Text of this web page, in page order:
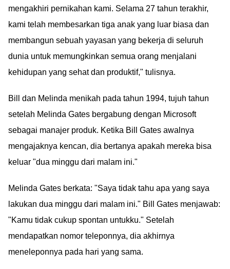
mengakhiri pernikahan kami. Selama 27 tahun terakhir,
kami telah membesarkan tiga anak yang luar biasa dan
membangun sebuah yayasan yang bekerja di seluruh
dunia untuk memungkinkan semua orang menjalani
kehidupan yang sehat dan produktif," tulisnya.
Bill dan Melinda menikah pada tahun 1994, tujuh tahun
setelah Melinda Gates bergabung dengan Microsoft
sebagai manajer produk. Ketika Bill Gates awalnya
mengajaknya kencan, dia bertanya apakah mereka bisa
keluar "dua minggu dari malam ini."
Melinda Gates berkata: "Saya tidak tahu apa yang saya
lakukan dua minggu dari malam ini." Bill Gates menjawab:
"Kamu tidak cukup spontan untukku." Setelah
mendapatkan nomor teleponnya, dia akhirnya
meneleponnya pada hari yang sama.